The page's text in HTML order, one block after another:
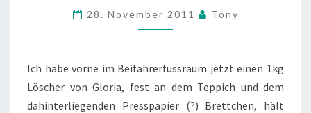
BEIFAHRER
FUSSRAUM
28. November 2011 Tony
Ich habe vorne im Beifahrerfussraum jetzt einen 1kg
Löscher von Gloria, fest an dem Teppich und dem
dahinterliegenden Presspapier (?) Brettchen, hält